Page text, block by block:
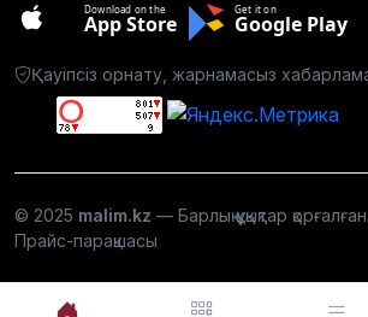
Download on the
App Store
Get it on
Google Play
Қауіпсіз орнату, жарнамасыз
© 2025 malim.kz — Барлық құқықтар қорғалған.
Прайс-парақшасы